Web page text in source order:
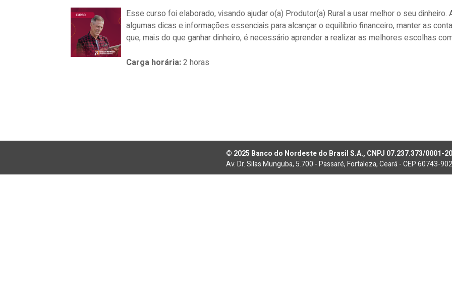
Esse curso foi elaborado, visando ajudar o(a) Produtor(a) Rural a usar melhor o seu dinheiro.
algumas dicas e informações essenciais para alcançar o equilíbrio financeiro, manter as
que, mais do que ganhar dinheiro, é necessário aprender a realizar as melhores escolhas
Carga horária:2 horas
© 2025 Banco do Nordeste do Brasil S.A., CNPJ 07.237.373/0001-20
Av. Dr. Silas Munguba, 5.700 - Passaré, Fortaleza, Ceará - CEP 60743-902